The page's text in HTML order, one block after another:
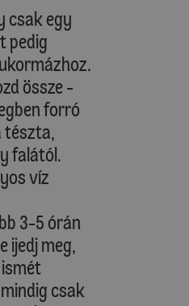
csak egy
pedig
össze -
forró
tészta,
falától.
víz
3-5 órán
ijedj meg,
csak